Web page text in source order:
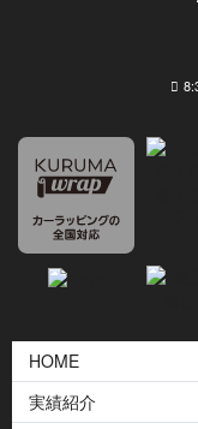
HOME
実績紹介